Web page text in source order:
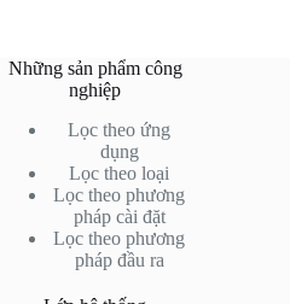
Những sản phẩm công
nghiệp
Lọc theo ứng
dụng
Lọc theo loại
Lọc theo phương
pháp cài đặt
Lọc theo phương
pháp đầu ra